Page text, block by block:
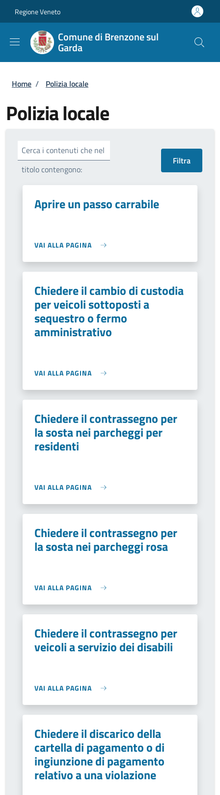
Regione Veneto
Comune di Brenzone sul
Garda
Briciole di pane
Home / Polizia locale
Polizia locale
Cerca i contenuti che nel
titolo contengono:
Aprire un passo carrabile
VAI ALLA PAGINA
Chiedere il cambio di custodia
per veicoli sottoposti a
sequestro o fermo
amministrativo
VAI ALLA PAGINA
Chiedere il contrassegno per
la sosta nei parcheggi per
residenti
VAI ALLA PAGINA
Chiedere il contrassegno per
la sosta nei parcheggi rosa
VAI ALLA PAGINA
Chiedere il contrassegno per
veicoli a servizio dei disabili
VAI ALLA PAGINA
Chiedere il discarico della
cartella di pagamento o di
ingiunzione di pagamento
relativo a una violazione